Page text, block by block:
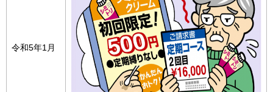
令和5年1月